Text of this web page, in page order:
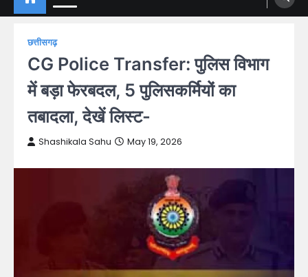
छत्तीसगढ़
CG Police Transfer: पुलिस विभाग
में बड़ा फेरबदल, 5 पुलिसकर्मियों का
तबादला, देखें लिस्ट-
Shashikala Sahu May 19, 2026